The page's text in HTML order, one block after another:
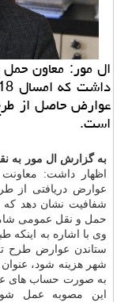
ال مور: معاون حمل
عوارض حاصل از
است.
به گزارش ال مور به
اظهار داشت:
عوارض دریافتی از
شفافیت نشان دهد
حمل و نقل عمومی
وی با اشاره به
ستاندن عوارض طرح
شهر هزینه شود،
به صورت حساب های
این مصوبه عمل